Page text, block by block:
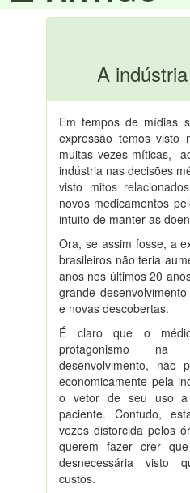
A
Em tempos de mídias
expressão temos visto
muitas vezes míticas,
indústria nas decisões
visto mitos
novos medicamentos
intuito de manter as
Ora, se assim fosse, a
brasileiros não teria
anos nos últimos 20
grande
e novas descobertas.
É claro que o
protagonismo na
desenvolvimento, não
economicamente pela
o vetor de seu uso
paciente. Contudo,
vezes distorcida pelos
querem fazer crer
desnecessária visto
custos.